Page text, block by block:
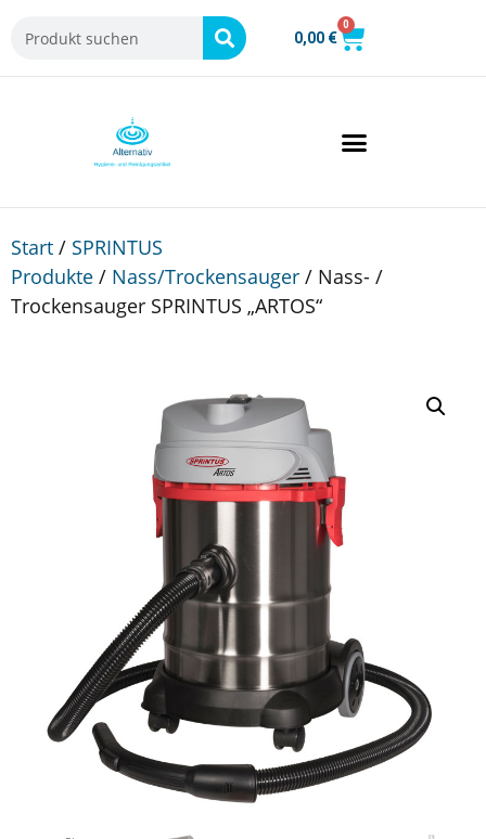
0,00 €
0
Start / SPRINTUS
Produkte / Nass/Trockensauger / Nass- /
Trockensauger SPRINTUS „ARTOS“